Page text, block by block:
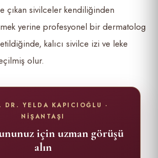
çıkan sivilceler kendiliğinden
yerine profesyonel bir dermatolog
kalıcı sivilce izi ve leke
olur.
DR. YELDA KAPICIOĞLU ·
NİŞANTAŞI
için uzman görüşü
alın